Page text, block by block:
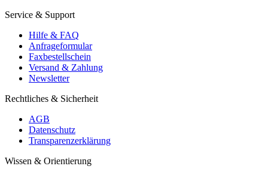
Service & Support
Hilfe & FAQ
Anfrageformular
Faxbestellschein
Versand & Zahlung
Newsletter
Rechtliches & Sicherheit
AGB
Datenschutz
Transparenzerklärung
Wissen & Orientierung